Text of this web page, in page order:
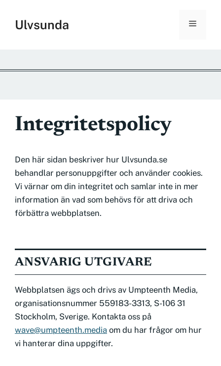
Ulvsunda Meny
Integritetspolicy
Den här sidan beskriver hur Ulvsunda.se
behandlar personuppgifter och använder cookies.
Vi värnar om din integritet och samlar inte in mer
information än vad som behövs för att driva och
förbättra webbplatsen.
ANSVARIG UTGIVARE
Webbplatsen ägs och drivs av Umpteenth Media,
organisationsnummer 559183-3313, S-106 31
Stockholm, Sverige. Kontakta oss på
wave@umpteenth.media om du har frågor om hur
vi hanterar dina uppgifter.